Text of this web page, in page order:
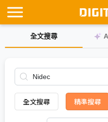
全文搜尋
全文搜尋 精準搜尋